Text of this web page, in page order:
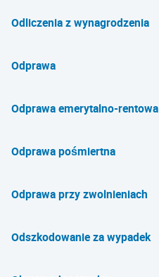
Odliczenia z wynagrodzenia
Odprawa
Odprawa emerytalno-rentowa
Odprawa pośmiertna
Odprawa przy zwolnieniach
Odszkodowanie za wypadek